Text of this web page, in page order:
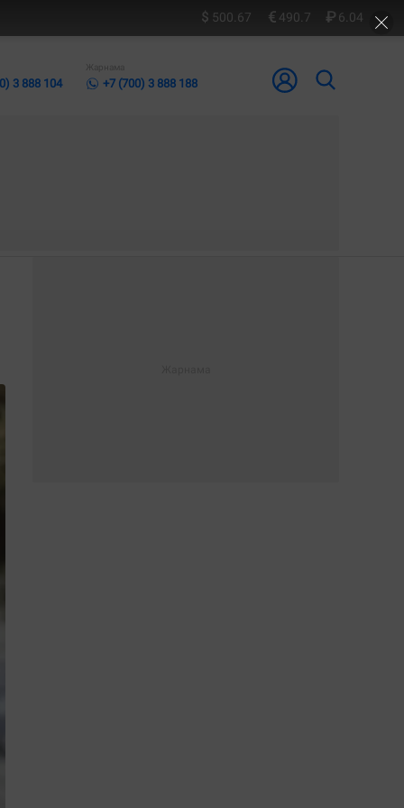
500.67 490.7 6.04
3 888 104
Жарнама
+7 (700) 3 888 188